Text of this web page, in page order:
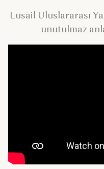
Lusail Uluslararası
unutulmaz